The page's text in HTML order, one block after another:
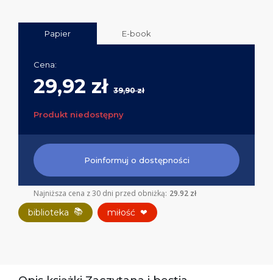
Papier E-book
Cena:
29,92 zł 39,90 zł
Produkt niedostępny
Poinformuj o dostępności
Najniższa cena z 30 dni przed obniżką: 29.92 zł
biblioteka 📚 miłość ❤